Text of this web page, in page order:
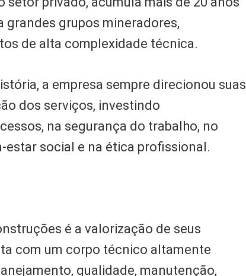
grandes grupos mineradores,
de alta complexidade técnica.
a empresa sempre direcionou suas
dos serviços, investindo
na segurança do trabalho, no
estar social e na ética profissional.
é a valorização de seus
com um corpo técnico altamente
qualidade, manutenção,